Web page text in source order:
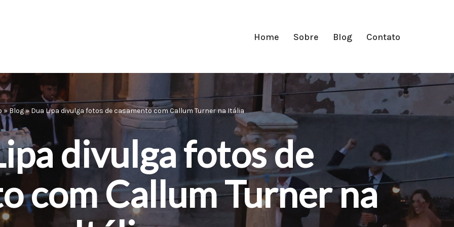
Home Sobre Blog Contato
»Blog»Dua Lipa divulga fotos de casamento com Callum Turner na Itália
divulga fotos de
com Callum Turner na